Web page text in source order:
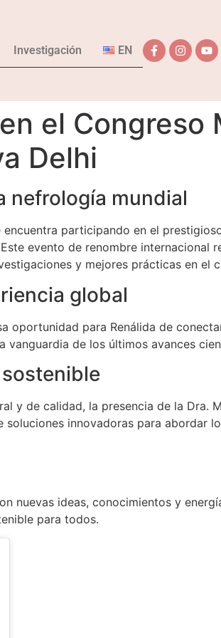
Investigación EN
el Congreso
Delhi
nefrología mundial
participando en el
evento de renombre internacional
y mejores prácticas en el
global
oportunidad para Renálida de
de los últimos avances
y de calidad, la presencia de la Dra.
innovadoras para abordar
nuevas ideas, conocimientos y
para todos.